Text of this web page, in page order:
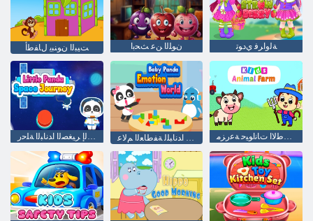
ﺖﻴﺒﻟﺍ ﻥﻮﻨﺒﻳ ﻝﺎﻔﻃﺃ ﻥﻮﻠﻟﺍ ﻦﻋ ﺚﺤﺑﺍ ﺔﻟﻭﺍﺮﻓ ﻱﺩﻮﺗ
ءﺎﻀﻔﻟﺍ ﻰﻟﺇ ﺮﻴﻐﺼﻟﺍ ﺍﺪﻧﺎﺒﻟﺍ ﺔﻠﺣﺭ ﻝﺎﻔﻃﻻ ﺍ ﺕﺎﻧﺍﻮﻴﺣ ﺔﻋﺭﺰﻣ